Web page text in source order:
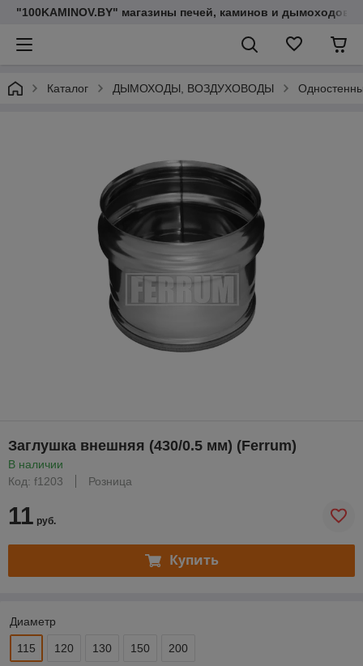
"100KAMINOV.BY" магазины печей, каминов и дымоходов
Каталог ДЫМОХОДЫ, ВОЗДУХОВОДЫ
Заглушка внешняя (430/0.5 мм) (Ferrum)
В наличии
Код: f1203
Розница
11 руб.
Купить
Диаметр
115 120 130 150 200